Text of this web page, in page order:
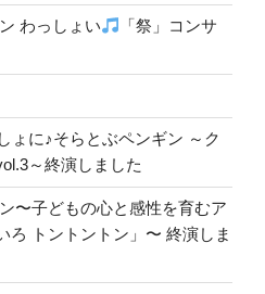
わっしょい
「祭」コンサ
ょに♪そらとぶペンギン ～ク
～終演しました
〜子どもの心と感性を育むア
ろ トントントン」〜 終演しま